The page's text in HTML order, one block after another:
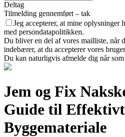
Deltag
Tilmelding gennemført – tak
Jeg accepterer, at mine oplysninger
med persondatapolitikken.
Du bliver en del af vores mailliste, når
indebærer, at du accepterer vores
Du kan naturligvis afmelde dig når som
Jem og Fix
Guide til Effektivt
Byggemateriale